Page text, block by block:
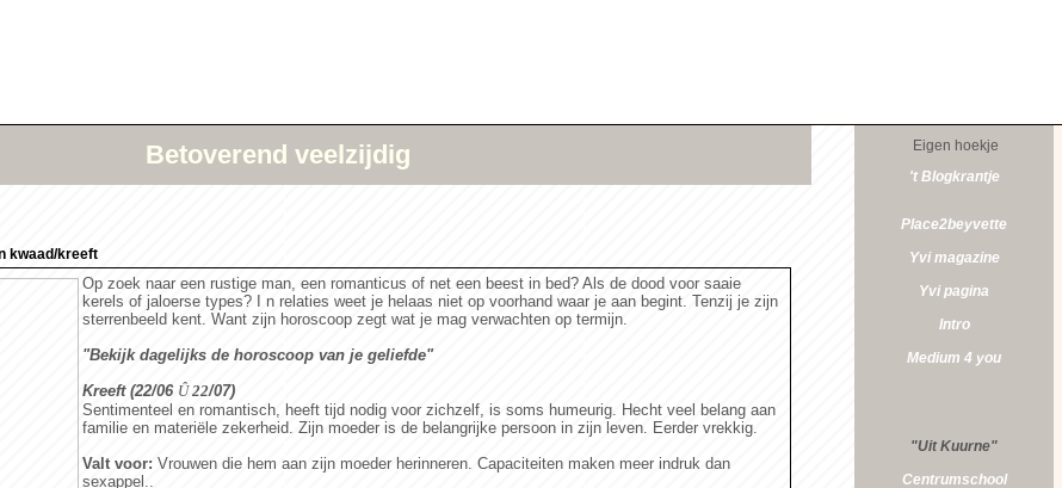
Betoverend veelzijdig
kwaad/kreeft
Op zoek naar een rustige man, een romanticus of net een beest in bed? Als de dood voor saaie
kerels of jaloerse types? I n relaties weet je helaas niet op voorhand waar je aan begint. Tenzij je zijn
sterrenbeeld kent. Want zijn horoscoop zegt wat je mag verwachten op termijn.
"Bekijk dagelijks de horoscoop van je geliefde"
Kreeft (22/06 Û22/07)
Sentimenteel en romantisch, heeft tijd nodig voor zichzelf, is soms humeurig. Hecht veel belang aan
familie en materiële zekerheid. Zijn moeder is de belangrijke persoon in zijn leven. Eerder vrekkig.
Valt voor: Vrouwen die hem aan zijn moeder herinneren. Capaciteiten maken meer indruk dan
sexappel..
Eigen hoekje
't Blogkrantje
Place2beyvette
Yvi magazine
Yvi pagina
Intro
Medium 4 you
"Uit Kuurne"
Centrumschool